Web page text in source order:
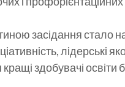
засідання стало
лідерські
здобувачі